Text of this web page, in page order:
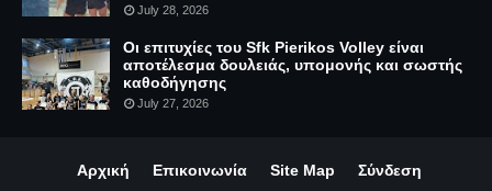
July 28, 2026
Οι επιτυχίες του Sfk Pierikos Volley είναι
αποτέλεσμα δουλειάς, υπομονής και σωστής
καθοδήγησης
July 27, 2026
Αρχική Επικοινωνία Site Map Σύνδεση